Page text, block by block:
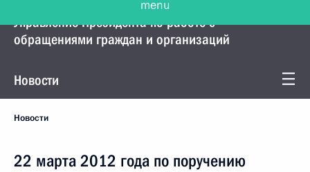
Управление Президента по работе с
обращениями граждан и организаций
Новости
Новости
22 марта 2012 года по поручению